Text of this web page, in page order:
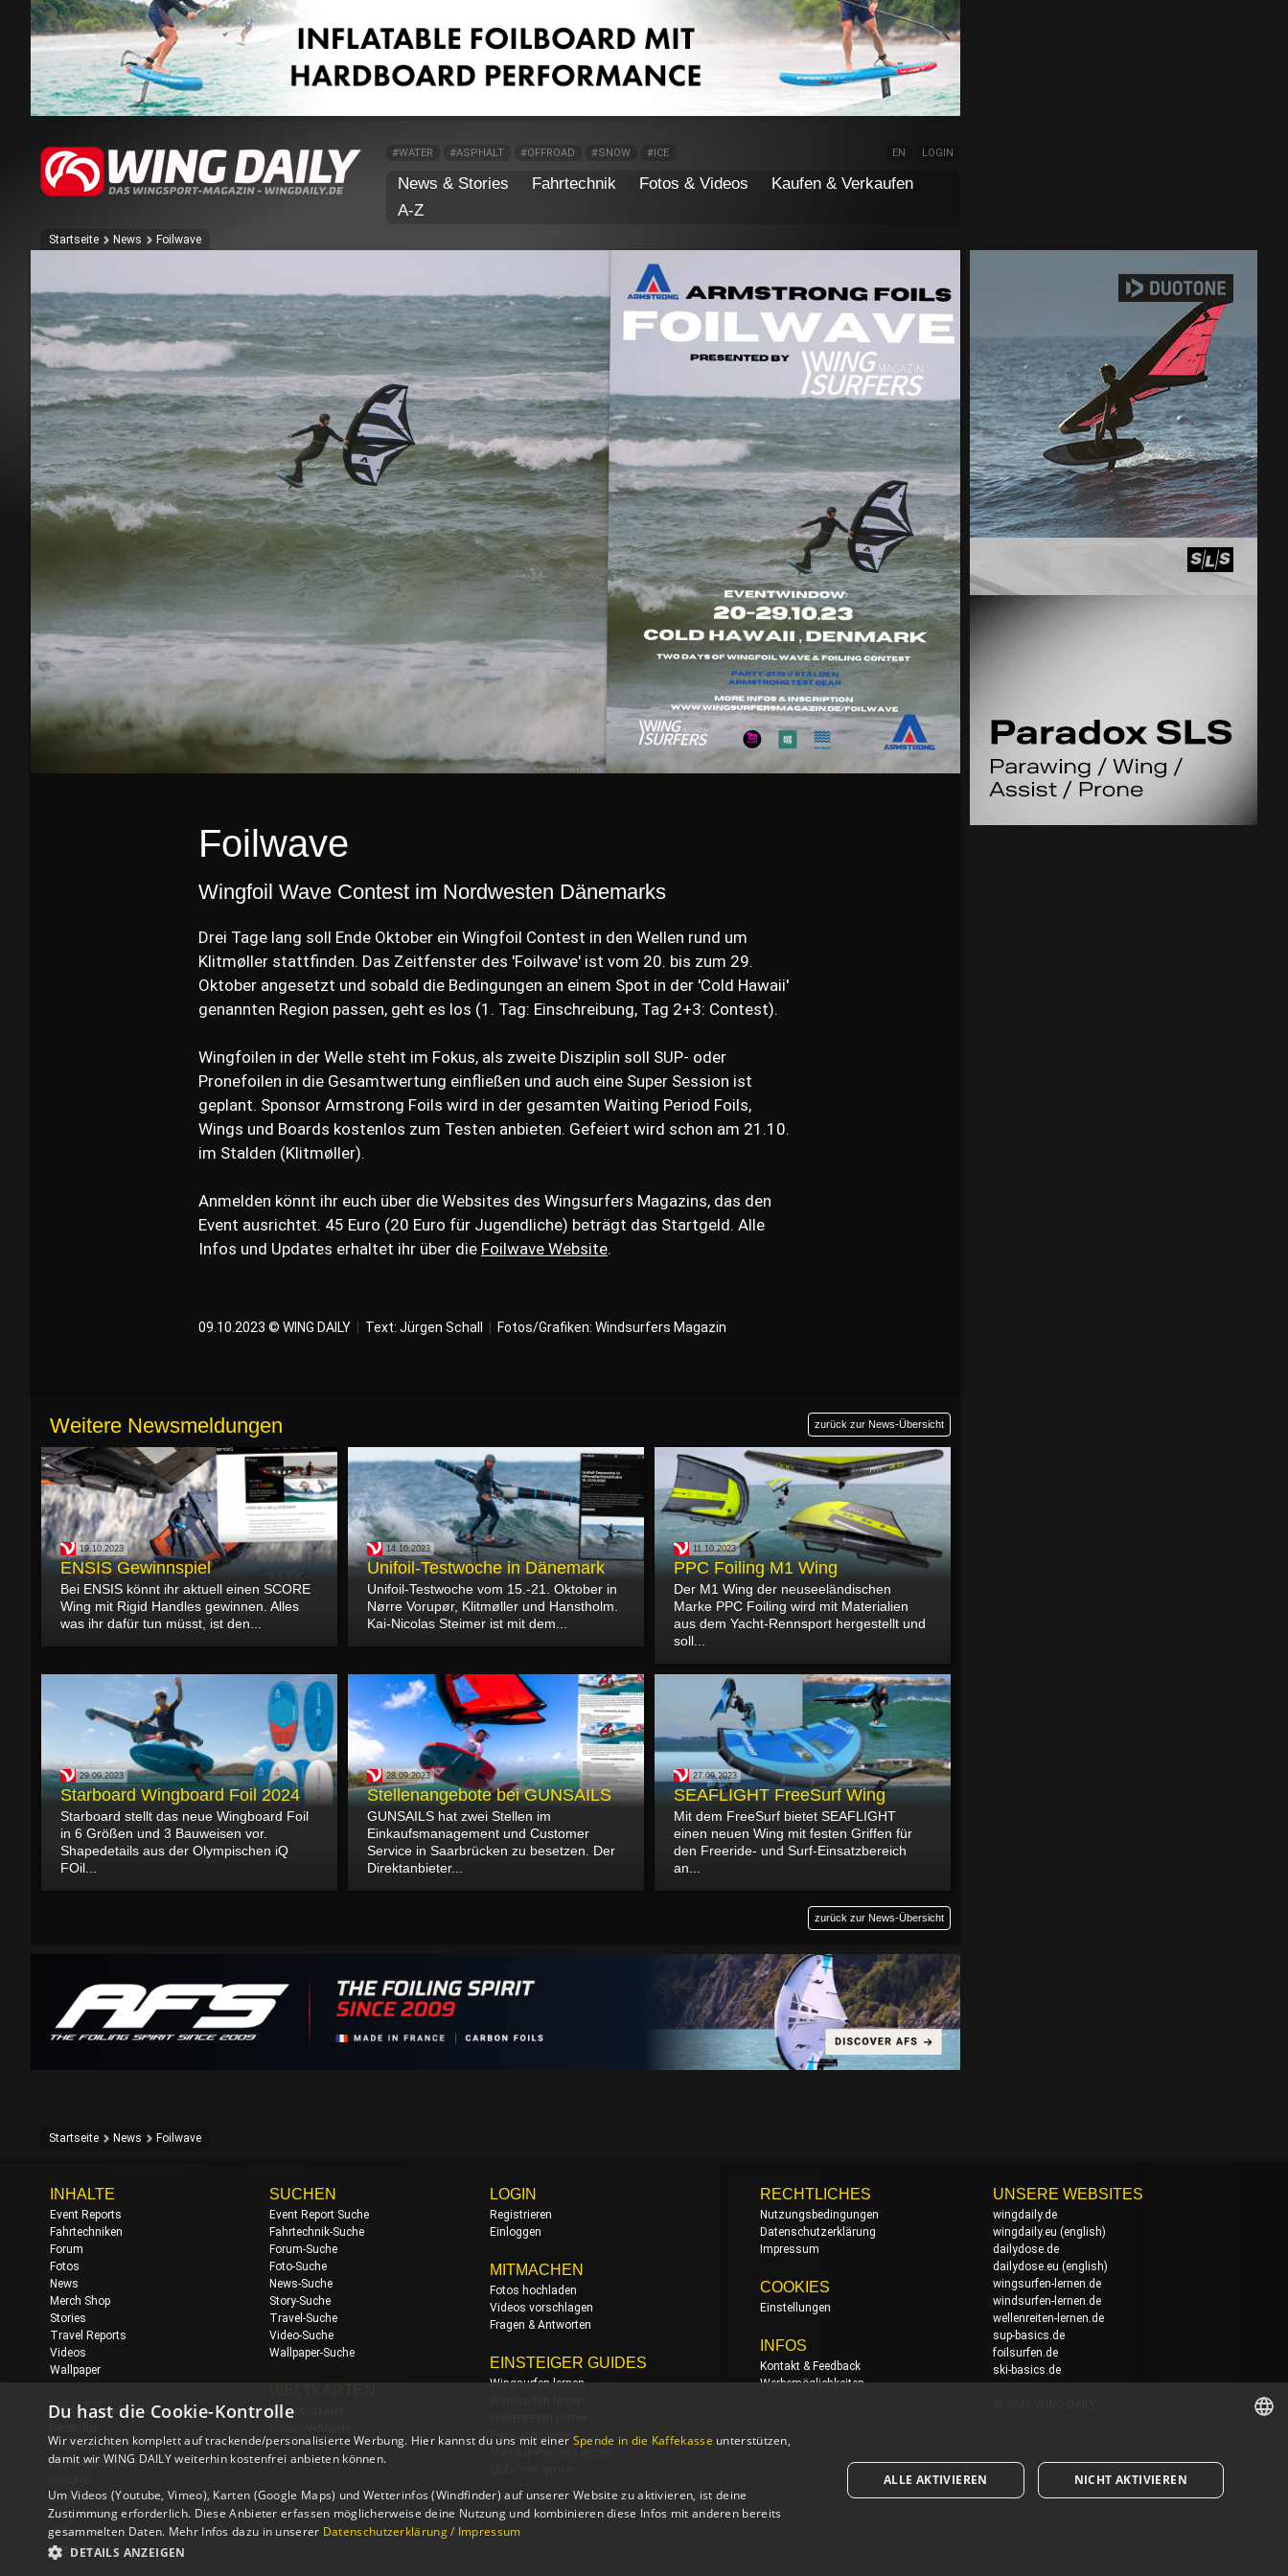
#WATER #ASPHALT #OFFROAD #SNOW #ICE EN LOGIN
News & Stories Fahrtechnik Fotos & Videos
Kaufen & Verkaufen
A-Z
Startseite News Foilwave
Foilwave
Wingfoil Wave Contest im Nordwesten Dänemarks
Drei Tage lang soll Ende Oktober ein Wingfoil Contest in den Wellen rund um
Klitmøller stattfinden. Das Zeitfenster des 'Foilwave' ist vom 20. bis zum 29.
Oktober angesetzt und sobald die Bedingungen an einem Spot in der 'Cold Hawaii'
genannten Region passen, geht es los (1. Tag: Einschreibung, Tag 2+3: Contest).
Wingfoilen in der Welle steht im Fokus, als zweite Disziplin soll SUP- oder
Pronefoilen in die Gesamtwertung einfließen und auch eine Super Session ist
geplant. Sponsor Armstrong Foils wird in der gesamten Waiting Period Foils,
Wings und Boards kostenlos zum Testen anbieten. Gefeiert wird schon am 21.10.
im Stalden (Klitmøller).
Anmelden könnt ihr euch über die Websites des Wingsurfers Magazins, das den
Event ausrichtet. 45 Euro (20 Euro für Jugendliche) beträgt das Startgeld. Alle
Infos und Updates erhaltet ihr über die Foilwave Website.
09.10.2023 © WING DAILY Text: Jürgen Schall Fotos/Grafiken: Windsurfers Magazin
Weitere Newsmeldungen zurück zur News-Übersicht
19.10.2023
ENSIS Gewinnspiel
Bei ENSIS könnt ihr aktuell einen SCORE
Wing mit Rigid Handles gewinnen. Alles
was ihr dafür tun müsst, ist den...
14.10.2023
Unifoil-Testwoche in Dänemark
Unifoil-Testwoche vom 15.-21. Oktober in
Nørre Vorupør, Klitmøller und Hanstholm.
Kai-Nicolas Steimer ist mit dem...
11.10.2023
PPC Foiling M1 Wing
Der M1 Wing der neuseeländischen
Marke PPC Foiling wird mit Materialien
aus dem Yacht-Rennsport hergestellt und
soll...
29.09.2023
Starboard Wingboard Foil 2024
Starboard stellt das neue Wingboard Foil
in 6 Größen und 3 Bauweisen vor.
Shapedetails aus der Olympischen iQ
FOil...
28.09.2023
Stellenangebote bei GUNSAILS
GUNSAILS hat zwei Stellen im
Einkaufsmanagement und Customer
Service in Saarbrücken zu besetzen. Der
Direktanbieter...
27.09.2023
SEAFLIGHT FreeSurf Wing
Mit dem FreeSurf bietet SEAFLIGHT
einen neuen Wing mit festen Griffen für
den Freeride- und Surf-Einsatzbereich
an...
zurück zur News-Übersicht
Startseite News Foilwave
INHALTE
Event Reports
Fahrtechniken
Forum
Fotos
News
Merch Shop
Stories
Travel Reports
Videos
Wallpaper
VERZEICHNIS
Reiseanbieter
Reparaturanbieter
Shops
Unterkünfte
Webcams
Wetterlinks
SUCHEN
Event Report Suche
Fahrtechnik-Suche
Forum-Suche
Foto-Suche
News-Suche
Story-Suche
Travel-Suche
Video-Suche
Wallpaper-Suche
Foto-Weltkarte
LOGIN
Registrieren
Einloggen
MITMACHEN
Fotos hochladen
Videos vorschlagen
Fragen & Antworten
EINSTEIGER GUIDES
Wingsurfen lernen
Foilsurfen lernen
RECHTLICHES
Nutzungsbedingungen
Datenschutzerklärung
Impressum
COOKIES
Einstellungen
INFOS
Kontakt & Feedback
Werbemöglichkeiten
UNSERE WEBSITES
wingdaily.de
wingdaily.eu (english)
dailydose.de
dailydose.eu (english)
wingsurfen-lernen.de
windsurfen-lernen.de
wellenreiten-lernen.de
sup-basics.de
foilsurfen.de
ski-basics.de
ENGLISH
Du hast die Cookie-Kontrolle
Wir verzichten komplett auf trackende/personalisierte Werbung. Hier kannst du uns mit einer Spende in die Kaffekasse unterstützen,
damit wir WING DAILY weiterhin kostenfrei anbieten können.
Um Videos (Youtube, Vimeo), Karten (Google Maps) und Wetterinfos (Windfinder) auf unserer Website zu aktivieren, ist deine
Zustimmung erforderlich. Diese Anbieter erfassen möglicherweise deine Nutzung und kombinieren diese Infos mit anderen bereits
gesammelten Daten. Mehr Infos dazu in unserer Datenschutzerklärung / Impressum
DETAILS ANZEIGEN
ALLE AKTIVIEREN NICHT AKTIVIEREN